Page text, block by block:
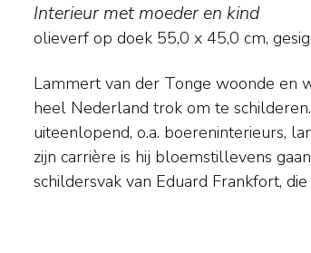
Interieur met moeder en kind
olieverf op doek 55,0 x 45,0 cm,
Lammert van der Tonge woonde en
heel Nederland trok om te
uiteenlopend, o.a. boereninterieurs,
zijn carrière is hij bloemstillevens
schildersvak van Eduard Frankfort,
geliefd docent was. Daarnaast
Amsterdam waar hij les kreeg van
Waay. Vanaf omstreeks 1902
zijn schilderijen goed in de markt lagen. In